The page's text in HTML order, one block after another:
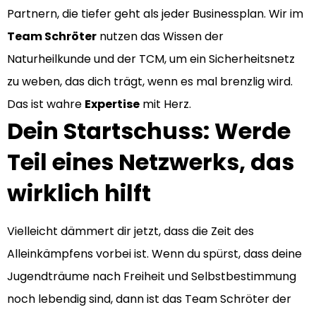
Partnern, die tiefer geht als jeder Businessplan. Wir im
Team Schröter nutzen das Wissen der
Naturheilkunde und der TCM, um ein Sicherheitsnetz
zu weben, das dich trägt, wenn es mal brenzlig wird.
Das ist wahre Expertise mit Herz.
Dein Startschuss: Werde
Teil eines Netzwerks, das
wirklich hilft
Vielleicht dämmert dir jetzt, dass die Zeit des
Alleinkämpfens vorbei ist. Wenn du spürst, dass deine
Jugendträume nach Freiheit und Selbstbestimmung
noch lebendig sind, dann ist das Team Schröter der